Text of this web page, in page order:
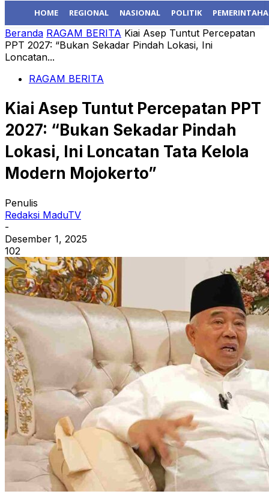
HOME REGIONAL NASIONAL POLITIK
Beranda RAGAM BERITA Kiai Asep Tuntut Percepatan
PPT 2027: “Bukan Sekadar Pindah Lokasi, Ini
Loncatan...
RAGAM BERITA
Kiai Asep Tuntut Percepatan PPT
2027: “Bukan Sekadar Pindah
Lokasi, Ini Loncatan Tata Kelola
Modern Mojokerto”
Penulis
Redaksi MaduTV
-
Desember 1, 2025
102